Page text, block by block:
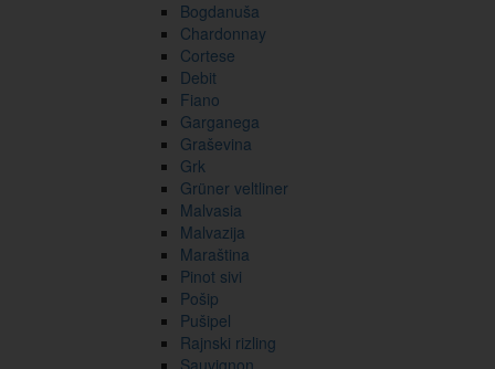
Bogdanuša
Chardonnay
Cortese
Debit
Fiano
Garganega
Graševina
Grk
Grüner veltliner
Malvasia
Malvazija
Maraština
Pinot sivi
Pošip
Pušipel
Rajnski rizling